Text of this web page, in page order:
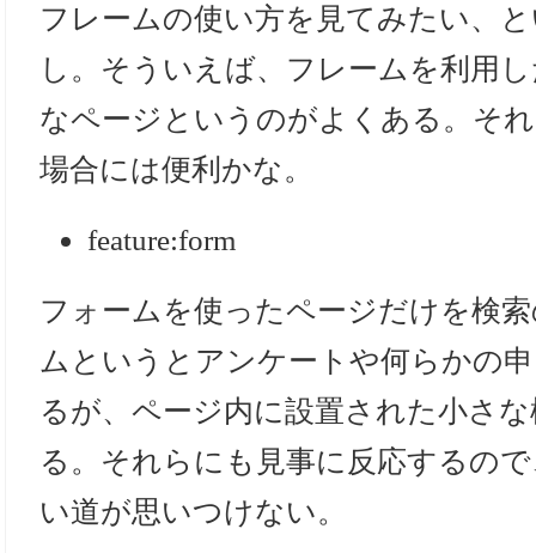
フレームの使い方を見てみたい、
し。そういえば、フレームを利用
なページというのがよくある。そ
場合には便利かな。
feature:form
フォームを使ったページだけを検
ムというとアンケートや何らかの
るが、ページ内に設置された小さ
る。それらにも見事に反応するの
い道が思いつけない。